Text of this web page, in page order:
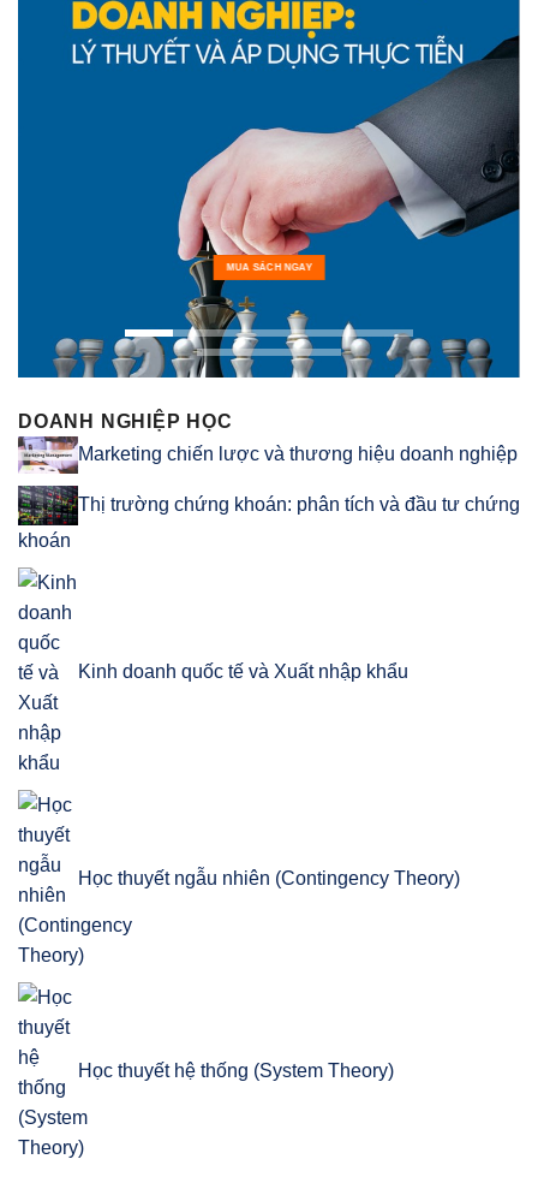
MUA SÁCH NGAY
DOANH NGHIỆP HỌC
Marketing chiến lược và thương hiệu doanh nghiệp
Thị trường chứng khoán: phân tích và đầu tư chứng
khoán
Kinh doanh quốc tế và Xuất nhập khẩu
Học thuyết ngẫu nhiên (Contingency Theory)
Học thuyết hệ thống (System Theory)